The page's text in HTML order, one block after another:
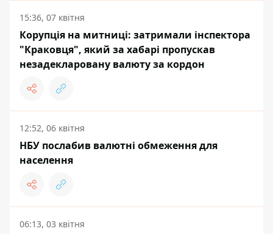
15:36, 07 квітня
Корупція на митниці: затримали інспектора
"Краковця", який за хабарі пропускав
незадекларовану валюту за кордон
12:52, 06 квітня
НБУ послабив валютні обмеження для
населення
06:13, 03 квітня